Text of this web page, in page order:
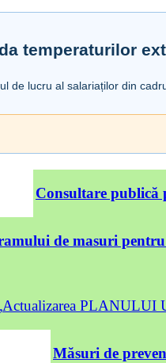
temperaturilor
de lucru al salariaților din
Consultare publică
de masuri
PLANULUI
Măsuri de